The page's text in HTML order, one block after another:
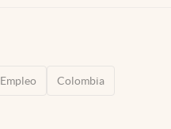
Empleo Colombia